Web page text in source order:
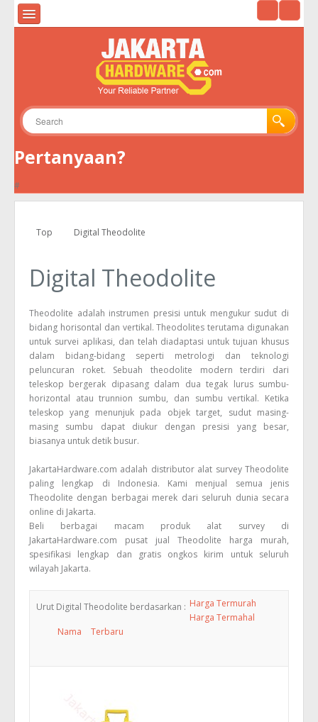
Pertanyaan?
#
ALAT UKUR & ALAT UJI
ALAT TELEKOMUNIKASI
GPS
Top Digital Theodolite
Digital Theodolite
Theodolite adalah instrumen presisi untuk mengukur sudut di
bidang horisontal dan vertikal. Theodolites terutama digunakan
untuk survei aplikasi, dan telah diadaptasi untuk tujuan khusus
dalam bidang-bidang seperti metrologi dan teknologi
peluncuran roket. Sebuah theodolite modern terdiri dari
teleskop bergerak dipasang dalam dua tegak lurus sumbu-
horizontal atau trunnion sumbu, dan sumbu vertikal. Ketika
teleskop yang menunjuk pada objek target, sudut masing-
masing sumbu dapat diukur dengan presisi yang besar,
biasanya untuk detik busur.
JakartaHardware.com adalah distributor alat survey Theodolite
paling lengkap di Indonesia. Kami menjual semua jenis
Theodolite dengan berbagai merek dari seluruh dunia secara
online di Jakarta.
Beli berbagai macam produk alat survey di
JakartaHardware.com pusat jual Theodolite harga murah,
spesifikasi lengkap dan gratis ongkos kirim untuk seluruh
wilayah Jakarta.
Urut Digital Theodolite berdasarkan : Harga Termurah
Harga Termahal
Nama
Terbaru